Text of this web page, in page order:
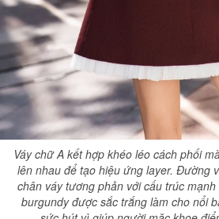
Váy chữ A kết hợp khéo léo cách phối
lên nhau để tạo hiệu ứng layer. Đường
chân váy tương phản với cấu trúc
burgundy được sắc trắng làm cho nổi